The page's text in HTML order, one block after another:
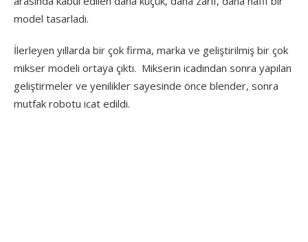
model tasarladı.
İlerleyen yıllarda bir çok firma, marka ve geliştirilmiş bir çok
mikser modeli ortaya çıktı. Mikserin icadından sonra yapılan
geliştirmeler ve yenilikler sayesinde önce blender, sonra
mutfak robotu icat edildi.